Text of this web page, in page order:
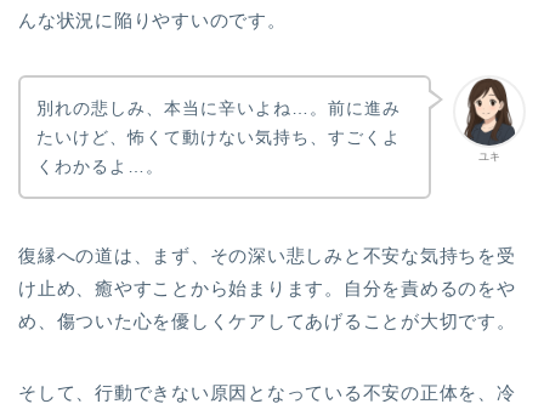
んな状況に陥りやすいのです。
ユキ
別れの悲しみ、本当に辛いよね…。前に進み
たいけど、怖くて動けない気持ち、すごくよ
くわかるよ…。
復縁への道は、まず、その深い悲しみと不安な気持ちを受
け止め、癒やすことから始まります。自分を責めるのをや
め、傷ついた心を優しくケアしてあげることが大切です。
そして、行動できない原因となっている不安の正体を、冷